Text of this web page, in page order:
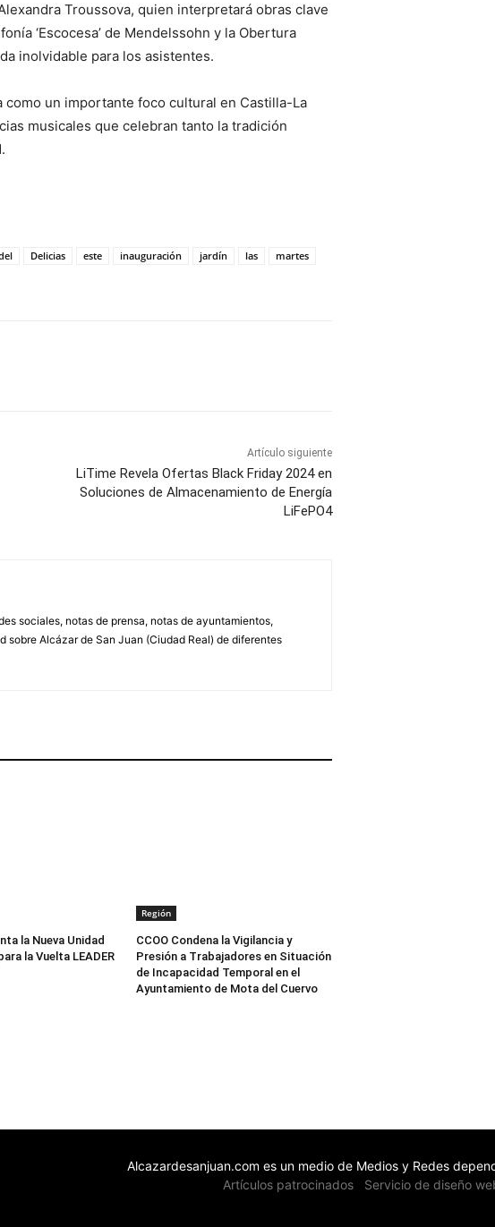
Troussova, quien interpretará obras clave
‘Escocesa’ de Mendelssohn y la Obertura
inolvidable para los asistentes.
un importante foco cultural en Castilla-La
musicales que celebran tanto la tradición
Delicias este inauguración jardín las
martes
Artículo siguiente
LiTime Revela Ofertas Black Friday 2024 en
Soluciones de Almacenamiento de Energía
LiFePO4
sociales, notas de prensa, notas de ayuntamientos,
sobre Alcázar de San Juan (Ciudad Real) de diferentes
la Nueva Unidad
la Vuelta LEADER
Región
CCOO Condena la Vigilancia y
Presión a Trabajadores en Situación
de Incapacidad Temporal en el
Ayuntamiento de Mota del Cuervo
Alcazardesanjuan.com es un medio de Medios y Redes
Artículos patrocinados
Servicio de diseño